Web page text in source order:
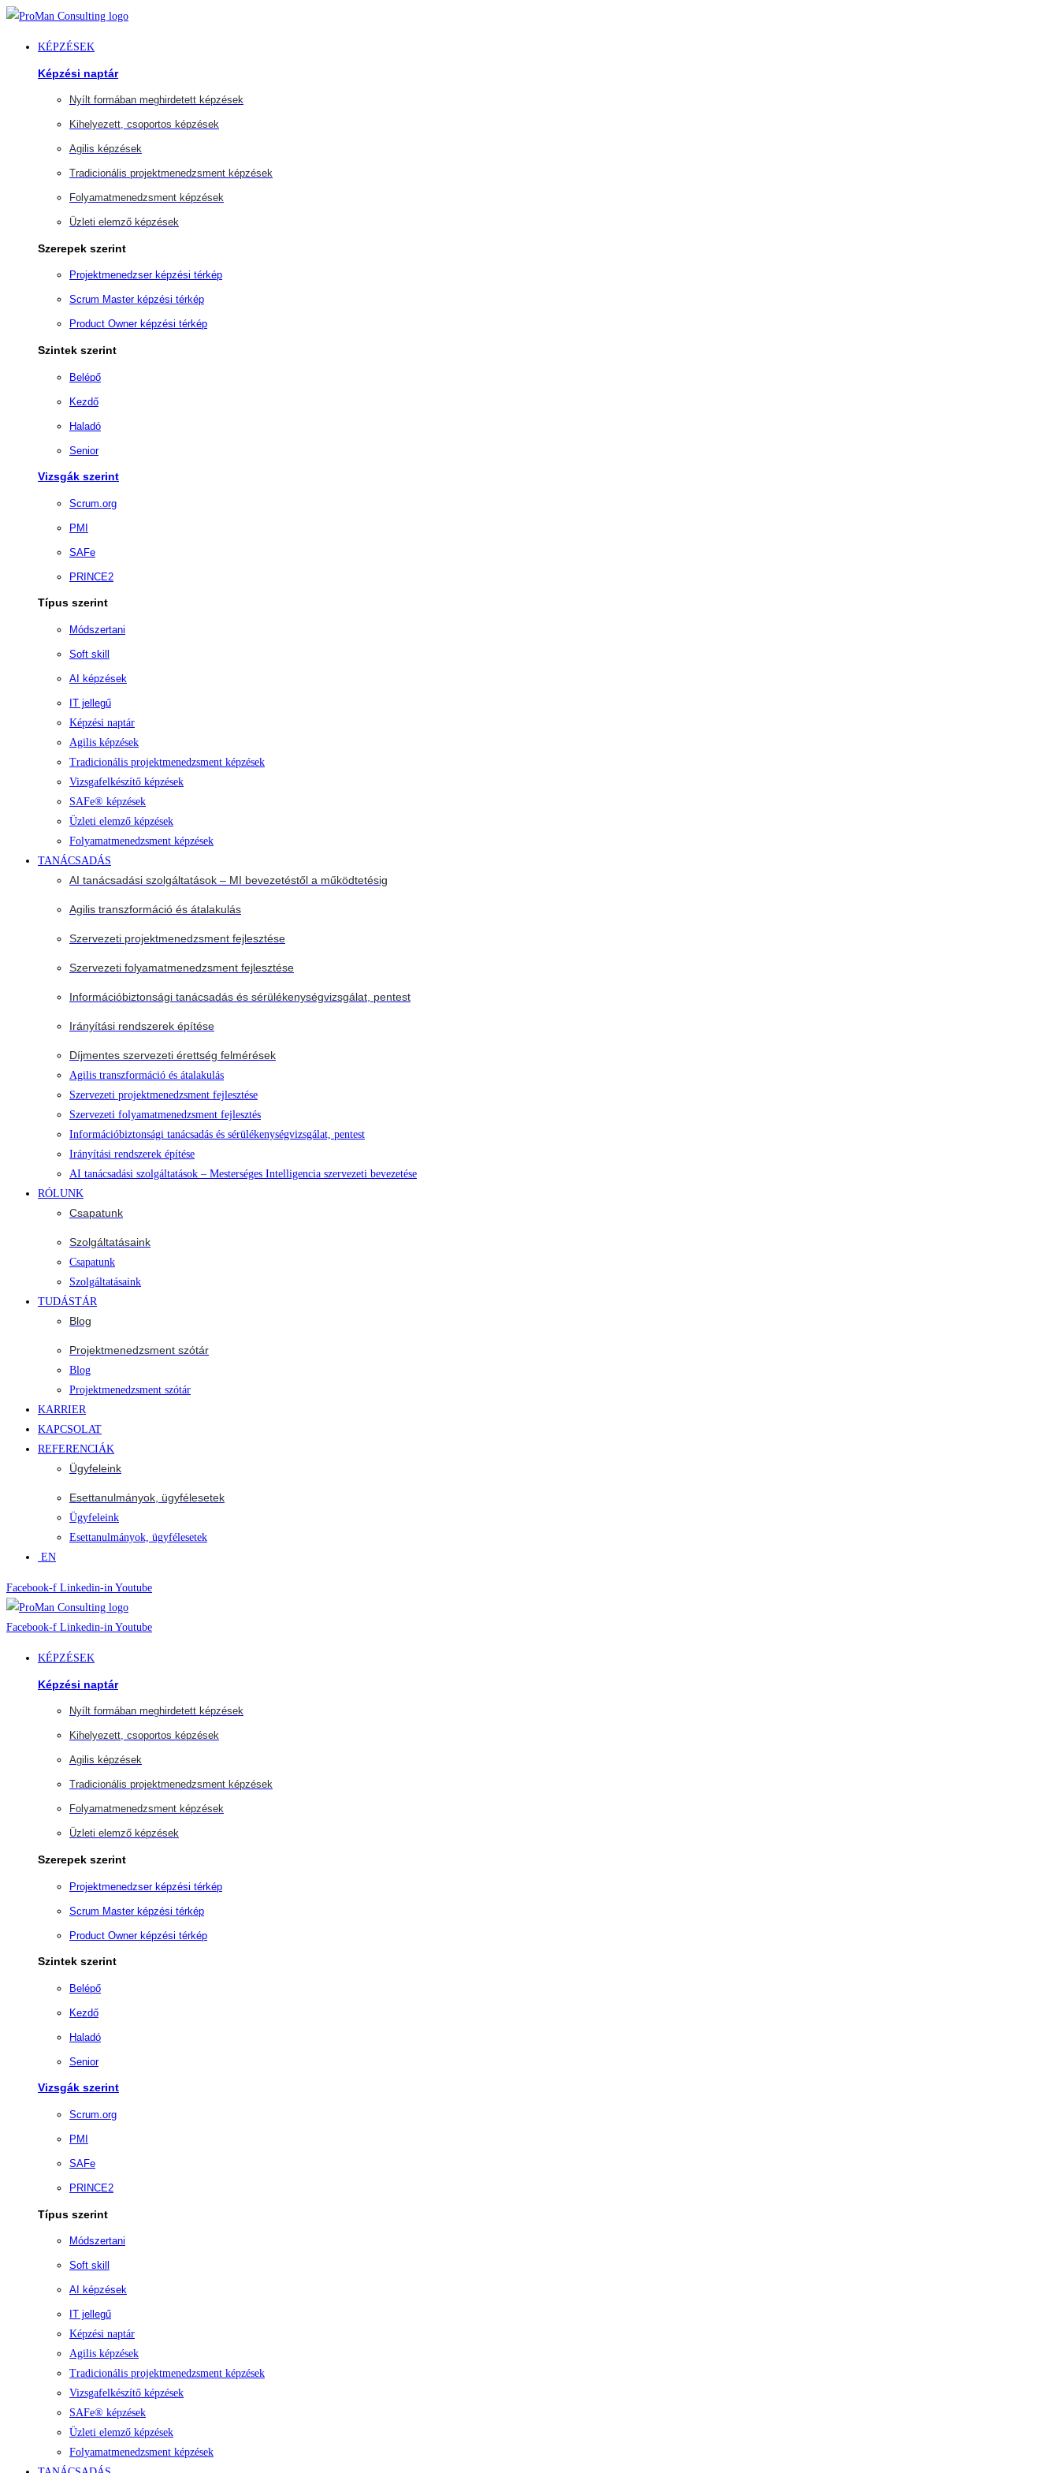
Ugrás
tartalomra
KÉPZÉSEK
Képzési naptár
Nyílt formában meghirdetett képzések
Kihelyezett, csoportos képzések
Agilis képzések
Tradicionális projektmenedzsment képzések
Folyamatmenedzsment képzések
Üzleti elemző képzések
Szerepek szerint
Projektmenedzser képzési térkép
Scrum Master képzési térkép
Product Owner képzési térkép
Szintek szerint
Belépő
Kezdő
Haladó
Senior
Vizsgák szerint
Scrum.org
PMI
SAFe
PRINCE2
Típus szerint
Módszertani
Soft skill
AI képzések
IT jellegű
Képzési naptár
Agilis képzések
Tradicionális projektmenedzsment képzések
Vizsgafelkészítő képzések
SAFe® képzések
Üzleti elemző képzések
Folyamatmenedzsment képzések
TANÁCSADÁS
AI tanácsadási szolgáltatások – MI bevezetéstől a működtetésig
Agilis transzformáció és átalakulás
Szervezeti projektmenedzsment fejlesztése
Szervezeti folyamatmenedzsment fejlesztése
Információbiztonsági tanácsadás és sérülékenységvizsgálat, pentest
Irányítási rendszerek építése
Díjmentes szervezeti érettség felmérések
Agilis transzformáció és átalakulás
Szervezeti projektmenedzsment fejlesztése
Szervezeti folyamatmenedzsment fejlesztés
Információbiztonsági tanácsadás és sérülékenységvizsgálat, pentest
Irányítási rendszerek építése
AI tanácsadási szolgáltatások – Mesterséges Intelligencia szervezeti bevezetése
RÓLUNK
Csapatunk
Szolgáltatásaink
Csapatunk
Szolgáltatásaink
TUDÁSTÁR
Blog
Projektmenedzsment szótár
Blog
Projektmenedzsment szótár
KARRIER
KAPCSOLAT
REFERENCIÁK
Ügyfeleink
Esettanulmányok, ügyfélesetek
Ügyfeleink
Esettanulmányok, ügyfélesetek
EN
Facebook-f Linkedin-in Youtube
Facebook-f Linkedin-in Youtube
KÉPZÉSEK
Képzési naptár
Nyílt formában meghirdetett képzések
Kihelyezett, csoportos képzések
Agilis képzések
Tradicionális projektmenedzsment képzések
Folyamatmenedzsment képzések
Üzleti elemző képzések
Szerepek szerint
Projektmenedzser képzési térkép
Scrum Master képzési térkép
Product Owner képzési térkép
Szintek szerint
Belépő
Kezdő
Haladó
Senior
Vizsgák szerint
Scrum.org
PMI
SAFe
PRINCE2
Típus szerint
Módszertani
Soft skill
AI képzések
IT jellegű
Képzési naptár
Agilis képzések
Tradicionális projektmenedzsment képzések
Vizsgafelkészítő képzések
SAFe® képzések
Üzleti elemző képzések
Folyamatmenedzsment képzések